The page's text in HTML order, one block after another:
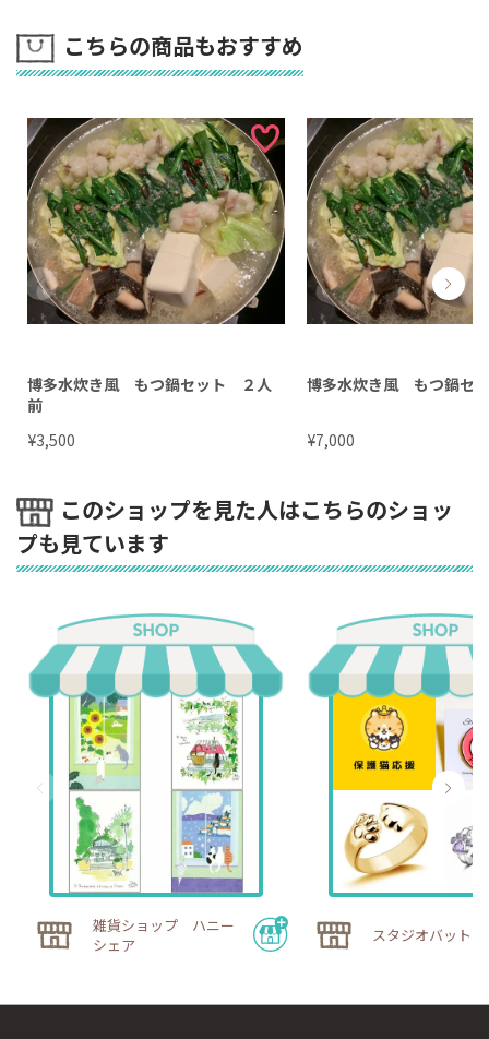
こちらの商品もおすすめ
博多水炊き風 もつ鍋セット ２人
前
¥3,500
博多水炊き風 もつ鍋セ
¥7,000
このショップを見た人はこちらのショッ
プも見ています
雑貨ショップ ハニー
シェア
スタジオバット